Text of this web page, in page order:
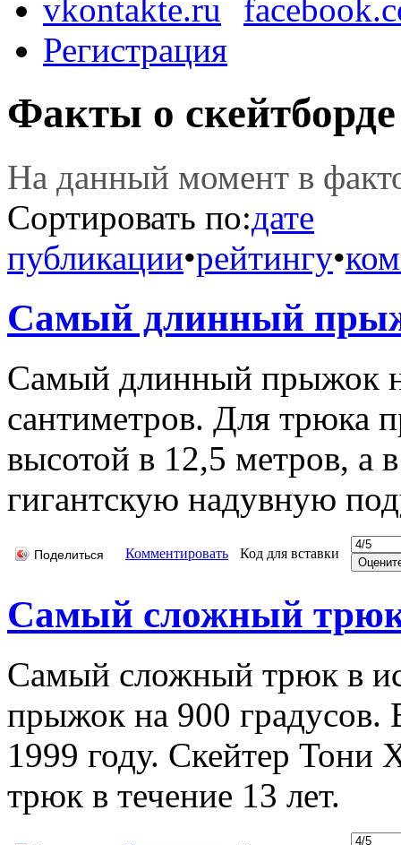
Регистрация
Факты о скейтборде
На данный момент в
Сортировать по:дате
публикации•рейтингу•
Самый длинный
Самый длинный прыжок
сантиметров. Для трюка
высотой в 12,5 метров, а
гигантскую надувную
Поделиться Комментировать Код для вставки
Самый сложный трюк
Самый сложный трюк в
прыжок на 900
1999 году. Скейтер Тони
трюк в течение 13 лет.